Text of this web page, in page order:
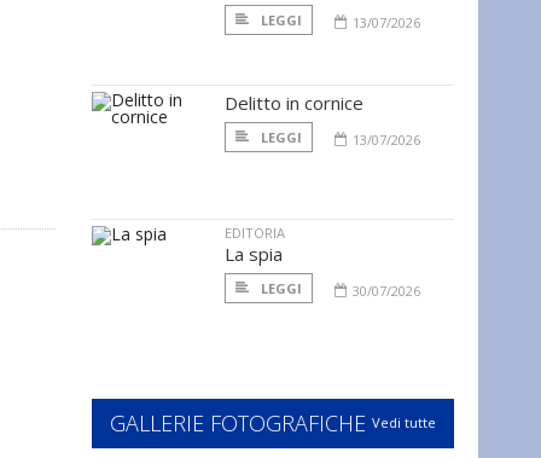
LEGGI 13/07/2026
Delitto in cornice
LEGGI 13/07/2026
EDITORIA
La spia
LEGGI 30/07/2026
GALLERIE FOTOGRAFICHE Vedi tutte